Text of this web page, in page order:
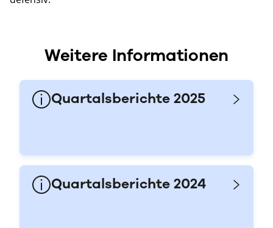
Weitere Informationen
Quartalsberichte 2025
Quartalsberichte 2024